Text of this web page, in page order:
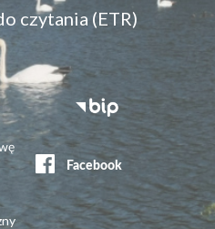
czytania (ETR)
Stopka
serwisy
zewnętrzne